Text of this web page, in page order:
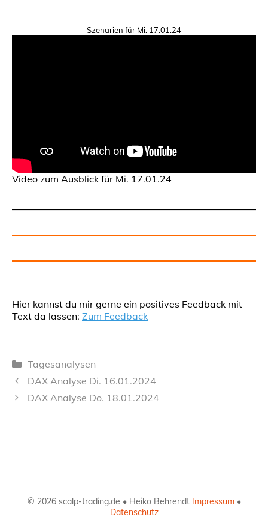
Szenarien für Mi. 17.01.24
Video zum Ausblick für Mi. 17.01.24
Hier kannst du mir gerne ein positives Feedback mit
Text da lassen: Zum Feedback
Kategorien
Tagesanalysen
DAX Analyse Di. 16.01.2024
DAX Analyse Do. 18.01.2024
© 2026 scalp-trading.de • Heiko Behrendt Impressum•
Datenschutz